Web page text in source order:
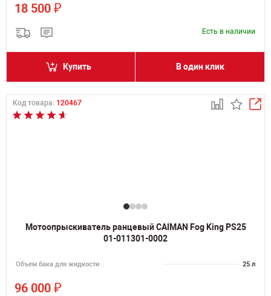
18 500 ₽
Есть в наличии
Купить В один клик
Код товара: 120467
Мотоопрыскиватель ранцевый CAIMAN Fog King PS25
01-011301-0002
Объем бака для жидкости 25 л
96 000 ₽